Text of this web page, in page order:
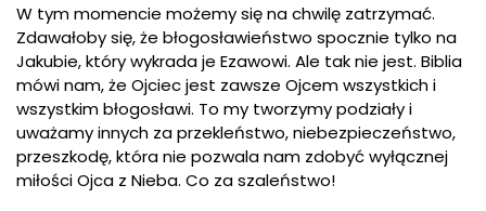
W tym momencie możemy się na chwilę zatrzymać.
Zdawałoby się, że błogosławieństwo spocznie tylko na
Jakubie, który wykrada je Ezawowi. Ale tak nie jest. Biblia
mówi nam, że Ojciec jest zawsze Ojcem wszystkich i
wszystkim błogosławi. To my tworzymy podziały i
uważamy innych za przekleństwo, niebezpieczeństwo,
przeszkodę, która nie pozwala nam zdobyć wyłącznej
miłości Ojca z Nieba. Co za szaleństwo!